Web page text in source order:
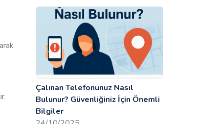
Çalınan Telefonunuz Nasıl
Bulunur? Güvenliğiniz İçin Önemli
Bilgiler